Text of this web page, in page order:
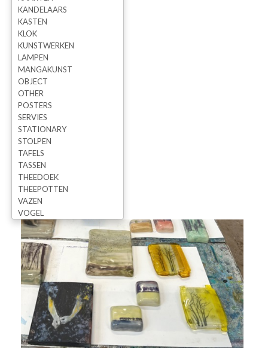
KANDELAARS
KASTEN
KLOK
KUNSTWERKEN
LAMPEN
MANGAKUNST
OBJECT
OTHER
POSTERS
SERVIES
STATIONARY
STOLPEN
TAFELS
TASSEN
THEEDOEK
THEEPOTTEN
VAZEN
VOGEL